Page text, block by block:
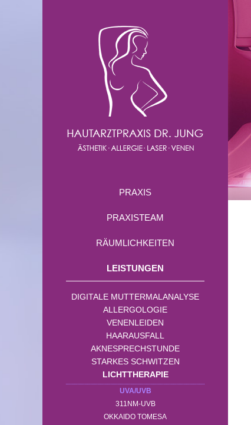
PRAXIS
PRAXISTEAM
RÄUMLICHKEITEN
LEISTUNGEN
DIGITALE MUTTERMALANALYSE
ALLERGOLOGIE
VENENLEIDEN
HAARAUSFALL
AKNESPRECHSTUNDE
STARKES SCHWITZEN
LICHTTHERAPIE
UVA/UVB
311NM-UVB
OKKAIDO TOMESA